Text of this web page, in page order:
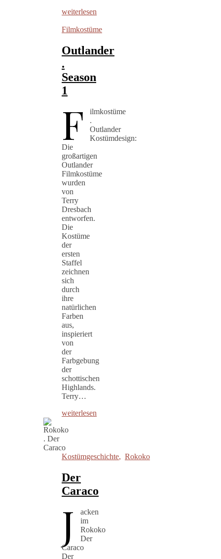
weiterlesen
Filmkostüme
Outlander
.
Season
1
F
ilmkostüme
.
Outlander
Kostümdesign:
Die
großartigen
Outlander
Filmkostüme
wurden
von
Terry
Dresbach
entworfen.
Die
Kostüme
der
ersten
Staffel
zeichnen
sich
durch
ihre
natürlichen
Farben
aus,
inspieriert
von
der
Farbgebung
der
schottischen
Highlands.
Terry…
weiterlesen
Kostümgeschichte, Rokoko
Der
Caraco
J
acken
im
Rokoko
Der
Caraco
Der